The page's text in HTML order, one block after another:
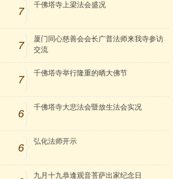
7
千佛塔寺上梁法会盛况
7
厦门同心慈善会会长广普法师来我寺参访
交流
7
千佛塔寺举行隆重的晒大佛节
6
千佛塔寺大悲法会暨放生法会实况
6
弘化法师开示
九月十九恭逢观音菩萨出家纪念日